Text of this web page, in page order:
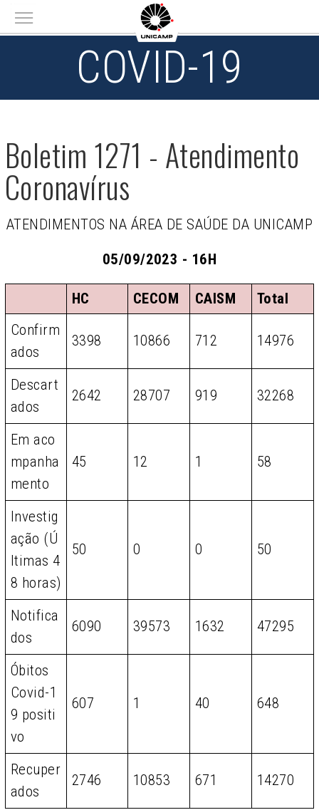
Main menu
COVID-19
Boletim 1271 - Atendimento
Coronavírus
ATENDIMENTOS NA ÁREA DE SAÚDE DA UNICAMP
05/09/2023 - 16H
HC CECOM CAISM
Total
Confirm
ados
3398 10866 712 14976
Descart
ados
2642 28707 919 32268
Em aco
mpanha
mento
45 12 1 58
Investig
ação (Ú
ltimas 4
8 horas)
50 0 0 50
Notifica
dos
6090 39573 1632 47295
Óbitos
Covid-1
9 positi
vo
607 1 40 648
Recuper
ados
2746 10853 671 14270